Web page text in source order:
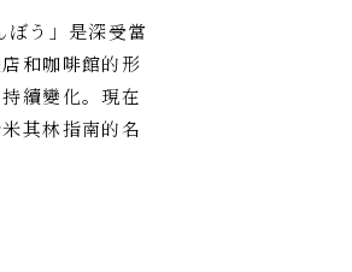
ぼう」是深受當
和咖啡館的形
續變化。現在
其林指南的名